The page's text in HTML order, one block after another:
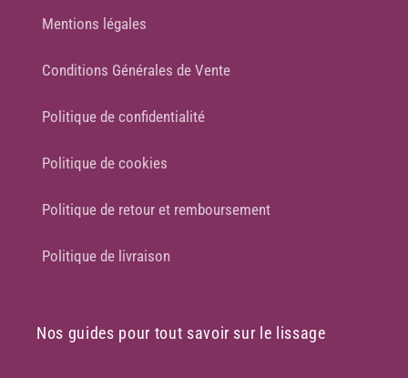
Mentions légales
Conditions Générales de Vente
Politique de confidentialité
Politique de cookies
Politique de retour et remboursement
Politique de livraison
Nos guides pour tout savoir sur le lissage